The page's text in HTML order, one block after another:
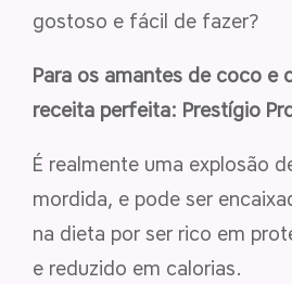
gostoso e fácil de fazer?
Para os amantes de coco e
receita perfeita: Prestígio
É realmente uma explosão
mordida, e pode ser
na dieta por ser rico em
e reduzido em calorias.